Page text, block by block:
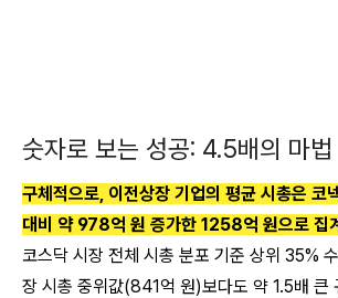
숫자로 보는 성공: 4.5배의 마법
구체적으로, 이전상장 기업의 평균 시총은 코
대비 약 978억 원 증가한 1258억 원으로 집
코스닥 시장 전체 시총 분포 기준 상위 35%
장 시총 중위값(841억 원)보다도 약 1.5배 큰